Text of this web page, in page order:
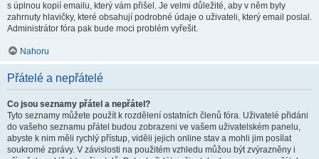
s úplnou kopií emailu, který vám přišel. Je velmi důležité, aby v něm byly
zahrnuty hlavičky, které obsahují podrobné údaje o uživateli, který email poslal.
Administrátor fóra pak bude moci problém vyřešit.
Nahoru
Přátelé a nepřátelé
Co jsou seznamy přátel a nepřátel?
Tyto seznamy můžete použít k rozdělení ostatních členů fóra. Uživatelé přidáni
do vašeho seznamu přátel budou zobrazeni ve vašem uživatelském panelu,
abyste k nim měli rychlý přístup, viděli jejich online stav a mohli jim posílat
soukromé zprávy. V závislosti na použitém vzhledu můžou být zvýrazněny i